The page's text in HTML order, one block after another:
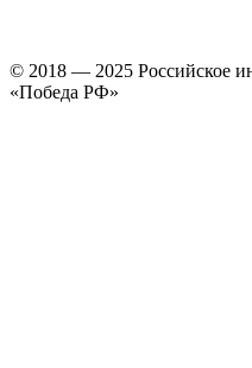
© 2018 — 2025 Российское
«Победа РФ»